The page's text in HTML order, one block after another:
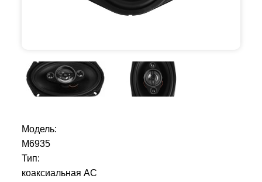
Модель:
М6935
Тип:
коаксиальная АС